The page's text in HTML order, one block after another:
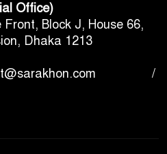
Office)
Block J, House 66,
Dhaka 1213
/